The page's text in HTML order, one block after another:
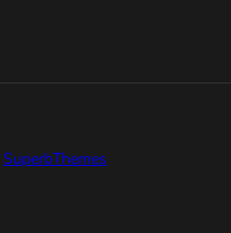
SuperbThemes